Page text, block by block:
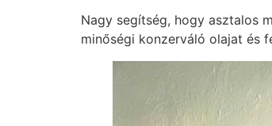
Nagy segítség, hogy asztalos
minőségi konzerváló olajat és